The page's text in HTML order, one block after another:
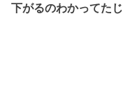
下がるのわかってた